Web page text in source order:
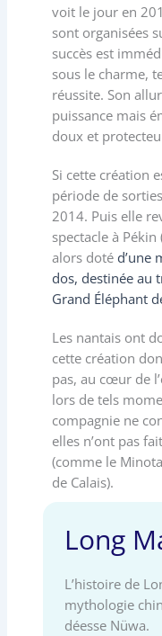
voit le jour en
sont organisées
succès est
sous le charme,
réussite. Son
puissance mais
doux et
Si cette création
période de
2014. Puis elle
spectacle à Pékin
alors doté d’une
dos, destinée au
Grand Éléphant
Les nantais ont
cette création
pas, au cœur de
lors de tels
compagnie ne
elles n’ont pas
(comme le
de Calais).
Long
L’histoire de
mythologie
déesse Nüwa.